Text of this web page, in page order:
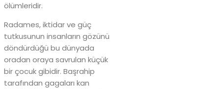
ölümleridir.
Radames, iktidar ve güç
tutkusunun insanların gözünü
döndürdüğü bu dünyada
oradan oraya savrulan küçük
bir çocuk gibidir. Başrahip
tarafından gagaları kan